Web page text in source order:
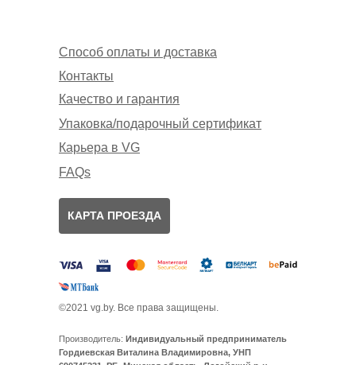
Производитель: Индивидуальный предприниматель
Гордиевская Виталина Владимировна, УНП
Способ оплаты и доставка
Контакты
КАРТА ПРОЕЗДА
Упаковка/подарочный сертификат
FAQs
Карьера в VG
©2021 vg.by. Все права защищены.
Качество и гарантия